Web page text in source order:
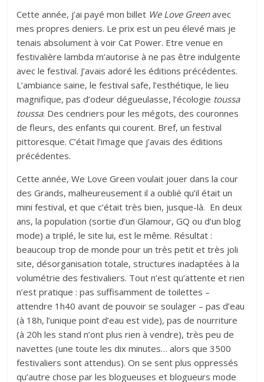
Cette année, j’ai payé mon billet We Love Greenavec
mes propres deniers. Le prix est un peu élevé mais je
tenais absolument à voir Cat Power. Etre venue en
festivalière lambda m’autorise à ne pas être indulgente
avec le festival. J’avais adoré les éditions précédentes.
L’ambiance saine, le festival safe, l’esthétique, le lieu
magnifique, pas d’odeur dégueulasse, l’écologie toussa
toussa. Des cendriers pour les mégots, des couronnes
de fleurs, des enfants qui courent. Bref, un festival
pittoresque. C’était l’image que j’avais des éditions
précédentes.
Cette année, We Love Green voulait jouer dans la cour
des Grands, malheureusement il a oublié qu’il était un
mini festival, et que c’était très bien, jusque-là. En deux
ans, la population (sortie d’un Glamour, GQ ou d’un blog
mode) a triplé, le site lui, est le même. Résultat :
beaucoup trop de monde pour un très petit et très joli
site, désorganisation totale, structures inadaptées à la
volumétrie des festivaliers. Tout n’est qu’attente et rien
n’est pratique : pas suffisamment de toilettes –
attendre 1h40 avant de pouvoir se soulager – pas d’eau
(à 18h, l’unique point d’eau est vide), pas de nourriture
(à 20h les stand n’ont plus rien à vendre), très peu de
navettes (une toute les dix minutes… alors que 3500
festivaliers sont attendus). On se sent plus oppressés
qu’autre chose par les blogueuses et blogueurs mode